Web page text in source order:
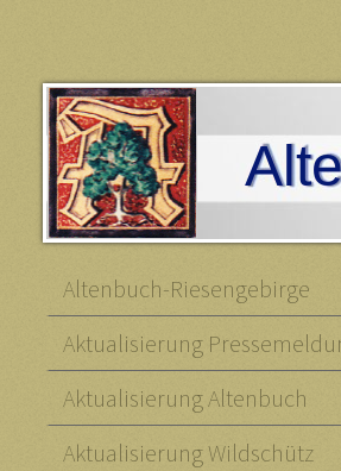
Altenbuch-Riesengebirge
Aktualisierung
Aktualisierung Altenbuch
Aktualisierung Wildschütz